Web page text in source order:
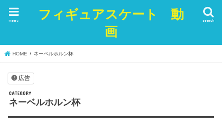
フィギュアスケート 動
画
search
menu
HOME ネーベルホルン杯
広告
ネーベルホルン杯